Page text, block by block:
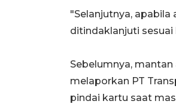
"Selanjutnya,
ditindaklanjuti sesuai
Sebelumnya,
melaporkan PT
pindai kartu saat